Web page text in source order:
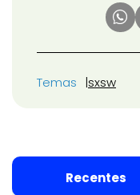
Temas sxsw
Recentes